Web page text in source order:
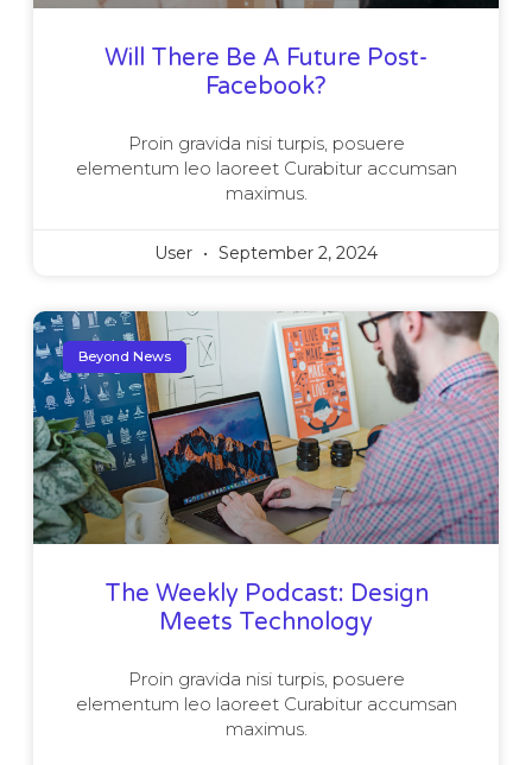
Will There Be A Future Post-
Facebook?
Proin gravida nisi turpis, posuere
elementum leo laoreet Curabitur accumsan
maximus.
User September 2, 2024
Beyond News
The Weekly Podcast: Design
Meets Technology
Proin gravida nisi turpis, posuere
elementum leo laoreet Curabitur accumsan
maximus.